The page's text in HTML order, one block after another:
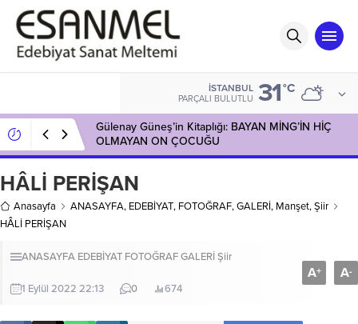
İSTANBUL
PARÇALI BULUTLU 31°C
Gülenay Güneş’in Kitaplığı: BAYAN MİNG’İN HİÇ
OLMAYAN ON ÇOCUĞU
HÂLİ PERİŞAN
Anasayfa ANASAYFA, EDEBİYAT, FOTOĞRAF,GALERİ, Manşet,Şiir
HÂLİ PERİŞAN
ANASAYFA EDEBİYAT FOTOĞRAFGALERİŞiir
1 Eylül 2022 22:13 0 674
A+ A-